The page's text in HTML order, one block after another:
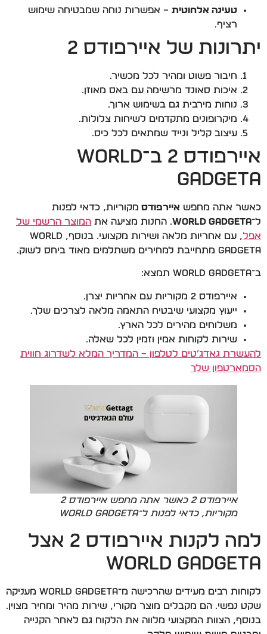
טעינה אלחוטית – אפשרות נוחה שמבטיחה שימוש
רציף.
יתרונות של איירפודס 2
חיבור פשוט ומהיר לכל מכשיר.
איכות סאונד מרשימה עם באס מאוזן.
נוחות מירבית גם בשימוש ארוך.
מיקרופונים מתקדמים לשיחות צלולות.
עיצוב קליל ונייד שמתאים לכל כיס.
איירפודס 2 ב־World
Gadgeta
כאשר אתה מחפש איירפודס מקוריות, כדאי לפנות
ל־World Gadgeta. החנות מציעה את המוצר הרשמי של
אפל
, עם אחריות מלאה ושירות מקצועי. בנוסף, World
Gadgeta מתחייבת למחירים משתלמים מאוד ביחס לשוק.
ב־World Gadgeta תמצא:
איירפודס 2 מקוריות עם אחריות יצרן.
ייעוץ מקצועי שיבטיח התאמה מלאה לצרכים שלך.
משלוחים מהירים לכל הארץ.
שירות לקוחות אמין וזמין לכל שאלה.
להעשרת גאדג’טים לטלפון – המדריך המלא לשדרוג חווית
הסמארטפון שלך
איירפודס 2 כאשר אתה מחפש איירפודס 2
מקוריות, כדאי לפנות ל־World Gadgeta
למה לקנות איירפודס 2 אצל
World Gadgeta
לקוחות רבים מעידים שהרכישה מ־World Gadgeta מעניקה
שקט נפשי. הם מקבלים מוצר מקורי, שירות מהיר ומחיר מצוין.
בנוסף, הצוות המקצועי מלווה את הלקוח גם לאחר הקנייה